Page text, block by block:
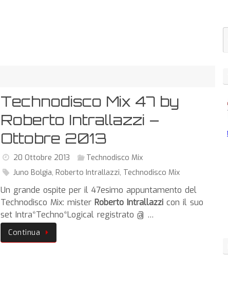
Technodisco Mix 47 by
Roberto Intrallazzi –
Ottobre 2013
20 Ottobre 2013
Technodisco Mix
Juno Bolgia, Roberto Intrallazzi, Technodisco Mix
Un grande ospite per il 47esimo appuntamento del
Technodisco Mix: misterRoberto Intrallazzi con il suo
set Intra*Techno*Logical registrato @ …
Continua